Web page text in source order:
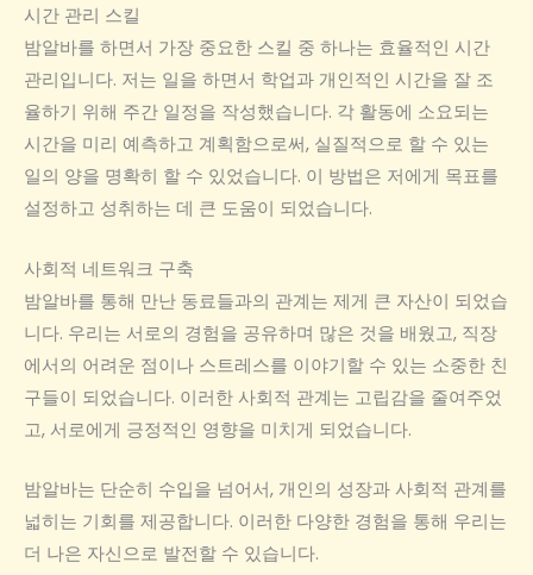
시간 관리 스킬
밤알바를 하면서 가장 중요한 스킬 중 하나는 효율적인 시간
관리입니다. 저는 일을 하면서 학업과 개인적인 시간을 잘 조
율하기 위해 주간 일정을 작성했습니다. 각 활동에 소요되는
시간을 미리 예측하고 계획함으로써, 실질적으로 할 수 있는
일의 양을 명확히 할 수 있었습니다. 이 방법은 저에게 목표를
설정하고 성취하는 데 큰 도움이 되었습니다.
사회적 네트워크 구축
밤알바를 통해 만난 동료들과의 관계는 제게 큰 자산이 되었습
니다. 우리는 서로의 경험을 공유하며 많은 것을 배웠고, 직장
에서의 어려운 점이나 스트레스를 이야기할 수 있는 소중한 친
구들이 되었습니다. 이러한 사회적 관계는 고립감을 줄여주었
고, 서로에게 긍정적인 영향을 미치게 되었습니다.
밤알바는 단순히 수입을 넘어서, 개인의 성장과 사회적 관계를
넓히는 기회를 제공합니다. 이러한 다양한 경험을 통해 우리는
더 나은 자신으로 발전할 수 있습니다.